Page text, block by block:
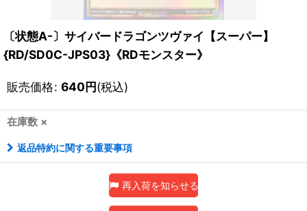
〔状態A-〕サイバードラゴンツヴァイ【スーパー】
{RD/SD0C-JPS03}《RDモンスター》
販売価格: 640円(税込)
在庫数 ×
返品特約に関する重要事項
再入荷を知らせる